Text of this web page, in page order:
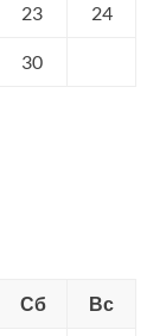
23 24
30
Сб
Вс